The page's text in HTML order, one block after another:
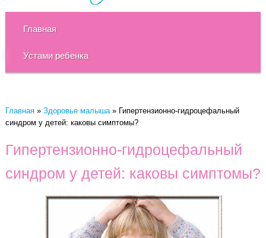
Главная
Устами ребенка
Главная» Здоровье малыша» Гипертензионно-гидроцефальный
синдром у детей: каковы симптомы?
Гипертензионно-гидроцефальный
синдром у детей: каковы симптомы?